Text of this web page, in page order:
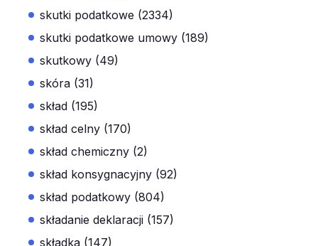
skutki podatkowe (2334)
skutki podatkowe umowy (189)
skutkowy (49)
skóra (31)
skład (195)
skład celny (170)
skład chemiczny (2)
skład konsygnacyjny (92)
skład podatkowy (804)
składanie deklaracji (157)
składka (147)